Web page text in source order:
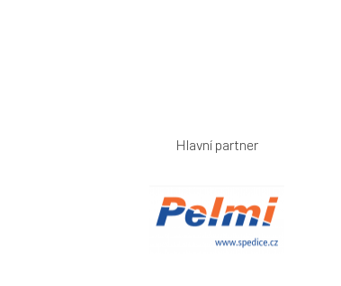
Hlavní partner